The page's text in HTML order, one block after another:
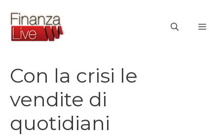
contenuto
Con la crisi le
vendite di
quotidiani